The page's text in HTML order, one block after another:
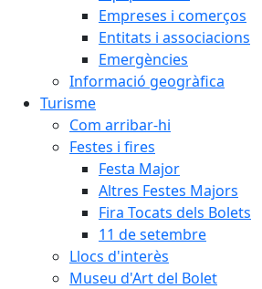
Empreses i comerços
Entitats i associacions
Emergències
Informació geogràfica
Turisme
Com arribar-hi
Festes i fires
Festa Major
Altres Festes Majors
Fira Tocats dels Bolets
11 de setembre
Llocs d'interès
Museu d'Art del Bolet